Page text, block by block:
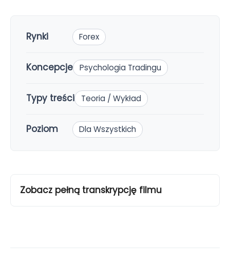
Rynki Forex
Koncepcje Psychologia Tradingu
Typy treści Teoria / Wykład
Poziom Dla Wszystkich
Zobacz pełną transkrypcję filmu